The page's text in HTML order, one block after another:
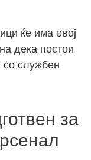
ќе има овој
дека постои
со службен
за